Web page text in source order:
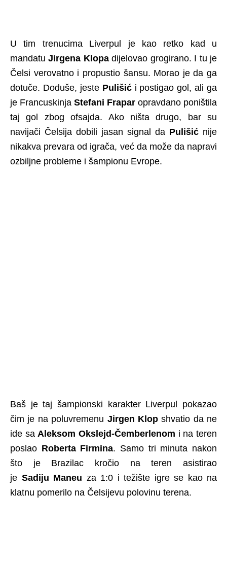
U tim trenucima Liverpul je kao retko kad u
mandatuJirgena Klopadijelovao grogirano. I tu je
Čelsi verovatno i propustio šansu. Morao je da ga
dotuče. Doduše, jeste Pulišići postigao gol, ali ga
je Francuskinja Stefani Frapar opravdano poništila
taj gol zbog ofsajda. Ako ništa drugo, bar su
navijači Čelsija dobili jasan signal da Pulišić nije
nikakva prevara od igrača, već da može da napravi
ozbiljne probleme i šampionu Evrope.
Baš je taj šampionski karakter Liverpul pokazao
čim je na poluvremenu Jirgen Klopshvatio da ne
ide saAleksom Okslejd-Čemberlenom i na teren
poslao Roberta Firmina. Samo tri minuta nakon
što je Brazilac kročio na teren asistirao
je Sadiju Maneu za 1:0 i težište igre se kao na
klatnu pomerilo na Čelsijevu polovinu terena.